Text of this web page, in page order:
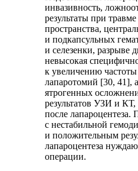
инвазивность,
результаты при
пространства,
и подкапсульных
и селезенки, разрыве
невысокая
к увеличению
лапаротомий [30, 41],
ятрогенных
результатов УЗИ и
после лапароцентеза.
с нестабильной
и положительным
лапароцентеза
операции.